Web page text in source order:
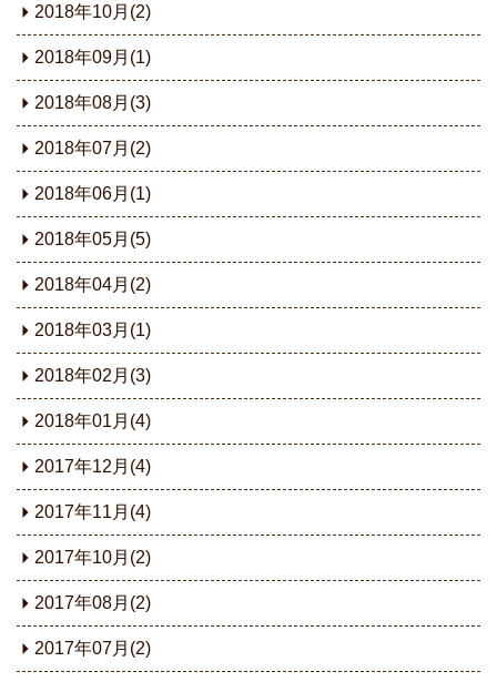
2018年10月(2)
2018年09月(1)
2018年08月(3)
2018年07月(2)
2018年06月(1)
2018年05月(5)
2018年04月(2)
2018年03月(1)
2018年02月(3)
2018年01月(4)
2017年12月(4)
2017年11月(4)
2017年10月(2)
2017年08月(2)
2017年07月(2)